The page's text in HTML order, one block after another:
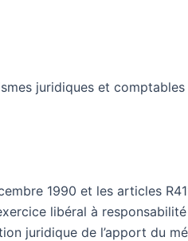
juridiques et
1990 et les articles
libéral à
juridique de l’apport du